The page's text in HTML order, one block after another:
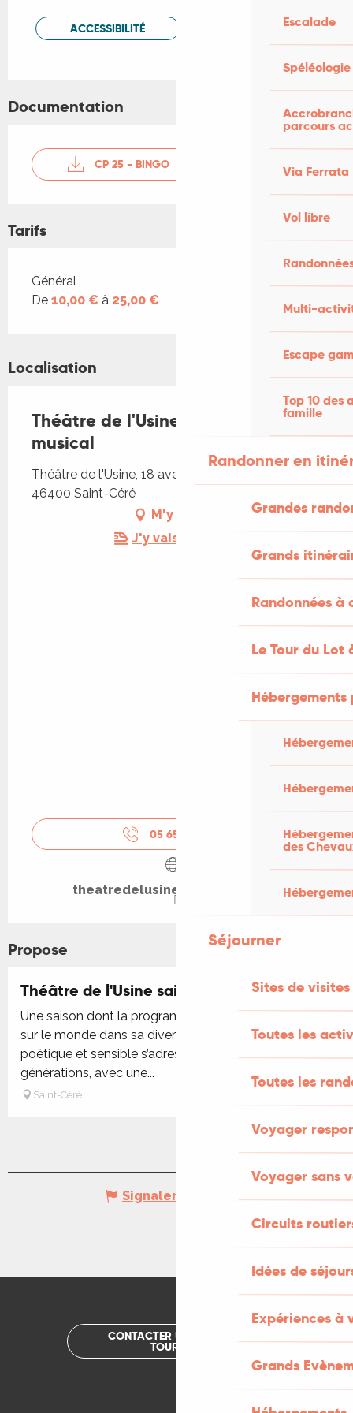
Escalade
Spéléologie
parcours
Via Ferrata
Vol libre
Multi-
Escape
Top 10 des
famille
Randonner en
Grandes
Grands
Randonnées
Le Tour du Lot
des
Séjourner
Sites de visites
Toutes les
Toutes les
Voyager
Voyager sans
Circuits
Idées de
Expériences à
Grands
ACCESSIBILITÉ
Documentation
CP 25 - BINGO
Tarifs
Tarifs 2026
Général
De 10,00 € à 25,00 €
Localisation
Théâtre de l'Usine - Bingo , un loto
musical
Théâtre de l'Usine, 18 avenue du docteur Roux,
46400 Saint-Céré
M'y rendre
J'y vais en train !
05 65 38 28
theatredelusine-saintcere.com
Propose
Théâtre de l'Usine saison 2025 - 2026
Une saison dont la programmation engagée, ouverte
sur le monde dans sa diversité et sa pluralité,
poétique et sensible s’adresse à tous-tes, à toutes les
générations, avec une...
Saint-Céré
Signaler une erreur
CONTACTER UN OFFICE DE
TOURISME